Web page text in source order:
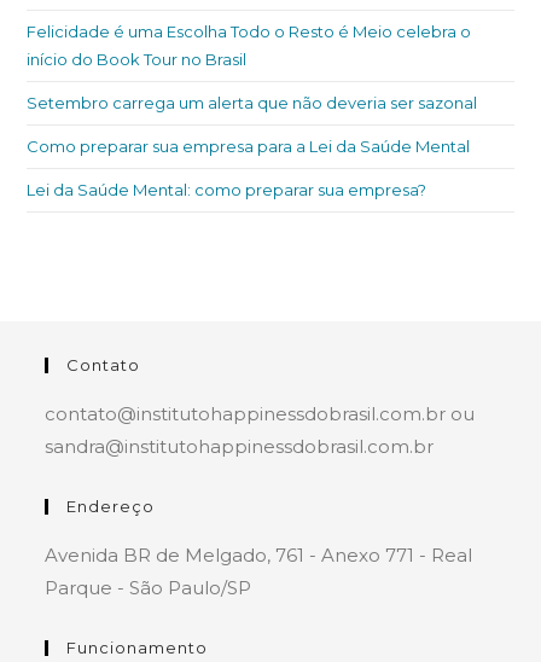
Felicidade é uma Escolha Todo o Resto é Meio celebra o
início do Book Tour no Brasil
Setembro carrega um alerta que não deveria ser sazonal
Como preparar sua empresa para a Lei da Saúde Mental
Lei da Saúde Mental: como preparar sua empresa?
Contato
contato@institutohappinessdobrasil.com.br ou
sandra@institutohappinessdobrasil.com.br
Endereço
Avenida BR de Melgado, 761 - Anexo 771 - Real
Parque - São Paulo/SP
Funcionamento